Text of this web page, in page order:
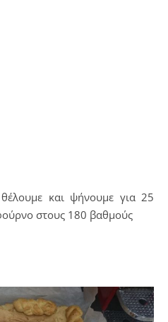
και ψήνουμε για 25
στους 180 βαθμούς